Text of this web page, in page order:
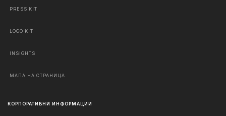
PRESS KIT
LOGO KIT
INSIGHTS
МАПА НА СТРАНИЦА
КОРПОРАТИВНИ ИНФОРМАЦИИ